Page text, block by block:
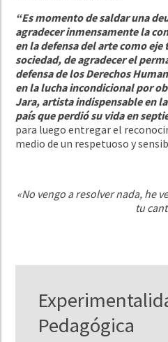
“Es momento de saldar una
agradecer inmensamente la
en la defensa del arte como
sociedad, de agradecer el
defensa de los Derechos
en la lucha incondicional por
Jara, artista indispensable en
país que perdió su vida en
para luego entregar el
medio de un respetuoso y
«No vengo a resolver nada, he
tu
Pedagógica